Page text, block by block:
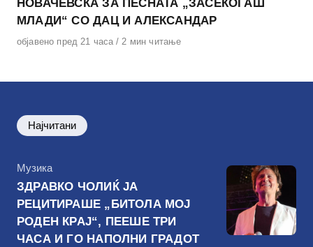
НОВАЧЕВСКА ЗА ПЕСНАТА „ЗАСЕКОГАШ
МЛАДИ“ СО ДАЦ И АЛЕКСАНДАР
Објавено
објавено пред 21 часа 2 мин читање
Најчитани
КАтегорија
Музика
ЗДРАВКО ЧОЛИЌ ЈА
РЕЦИТИРАШЕ „БИТОЛА МОЈ
РОДЕН КРАЈ“, ПЕЕШЕ ТРИ
ЧАСА И ГО НАПОЛНИ ГРАДОТ